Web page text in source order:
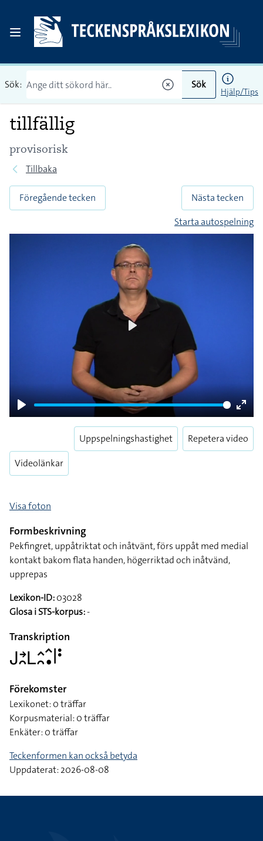
Sök: Sök
Hjälp/Tips
tillfällig
provisorisk
Tillbaka
Föregående tecken
Nästa tecken
Starta autospelning
Play
Enter
Videolänkar
Uppspelningshastighet Repetera video
Visa foton
Formbeskrivning
Pekfingret, uppåtriktat och inåtvänt, förs uppåt med medial
kontakt bakom flata handen, högerriktad och inåtvänd,
upprepas
Lexikon-ID:03028
Glosa i STS-korpus:-
Transkription
􌤢􌥔􌥘􌥈􌤵􌥘􌥦􌥡􌥼􌥻
Förekomster
Lexikonet: 0 träffar
Korpusmaterial: 0 träffar
Enkäter: 0 träffar
Teckenformen kan också betyda
Uppdaterat: 2026-08-08